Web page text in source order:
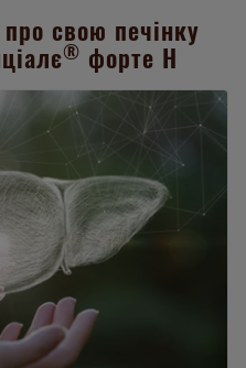
свою печінку
® форте Н